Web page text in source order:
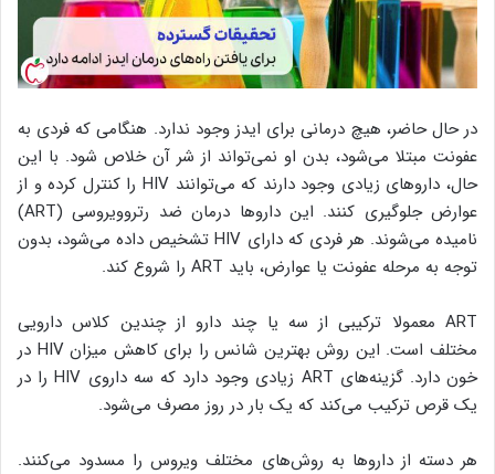
در حال حاضر، هیچ درمانی برای ایدز وجود ندارد. هنگامی که فردی به
عفونت مبتلا می‌شود، بدن او نمی‌تواند از شر آن خلاص شود. با این
حال، داروهای زیادی وجود دارند که می‌توانند HIV را کنترل کرده و از
عوارض جلوگیری کنند. این داروها درمان ضد رتروویروسی (ART)
نامیده می‌شوند. هر فردی که دارای HIV تشخیص داده می‌شود، بدون
توجه به مرحله عفونت یا عوارض، باید ART را شروع کند.
ART معمولا ترکیبی از سه یا چند دارو از چندین کلاس دارویی
مختلف است. این روش بهترین شانس را برای کاهش میزان HIV در
خون دارد. گزینه‌های ART زیادی وجود دارد که سه داروی HIV را در
یک قرص ترکیب می‌کند که یک بار در روز مصرف می‌شود.
هر دسته از داروها به روش‌های مختلف ویروس را مسدود می‌کنند.